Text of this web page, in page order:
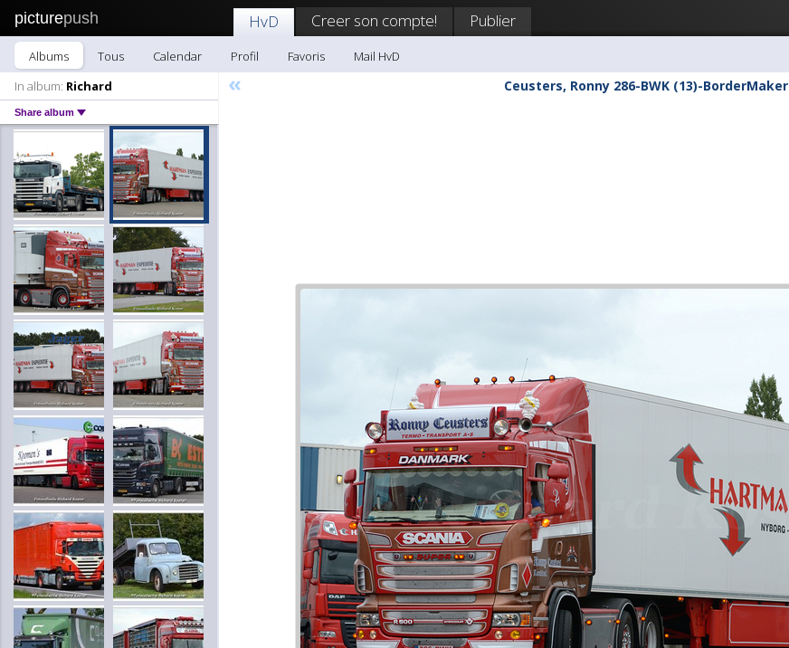
picturepush HvD Creer son compte! Publier
Albums Tous Calendar Profil Favoris
Mail HvD
In album: Richard
Share album
« Ceusters, Ronny 286-BWK (13)-BorderMaker